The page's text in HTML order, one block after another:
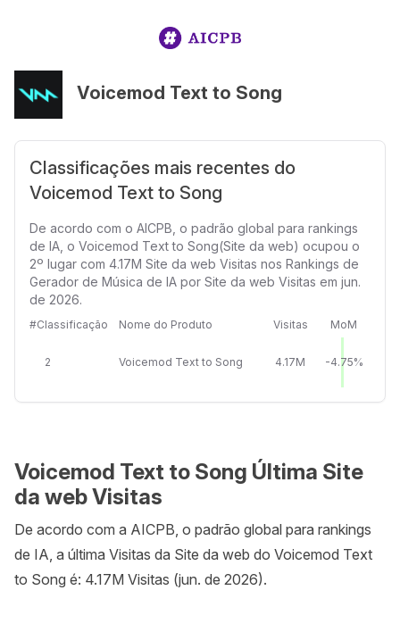
Voicemod Text to Song
Classificações mais recentes do
Voicemod Text to Song
De acordo com o AICPB, o padrão global para rankings
de IA, o Voicemod Text to Song(Site da web) ocupou o
2º lugar com 4.17M Site da web Visitas nos Rankings de
Gerador de Música de IA por Site da web Visitas em jun.
de 2026.
#Classificação Nome do Produto Visitas MoM
2 Voicemod Text to Song 4.17M -4.75%
Voicemod Text to Song Última Site
da web Visitas
De acordo com a AICPB, o padrão global para rankings
de IA, a última Visitas da Site da web do Voicemod Text
to Song é: 4.17M Visitas (jun. de 2026).